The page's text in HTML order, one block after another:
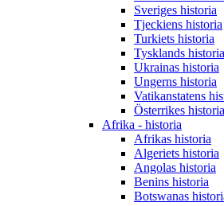
Sveriges historia
Tjeckiens historia
Turkiets historia
Tysklands historia
Ukrainas historia
Ungerns historia
Vatikanstatens
Österrikes historia
Afrika - historia
Afrikas historia
Algeriets historia
Angolas historia
Benins historia
Botswanas